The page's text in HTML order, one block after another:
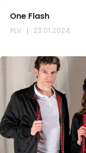
One Flash
PLV 23.01.2024